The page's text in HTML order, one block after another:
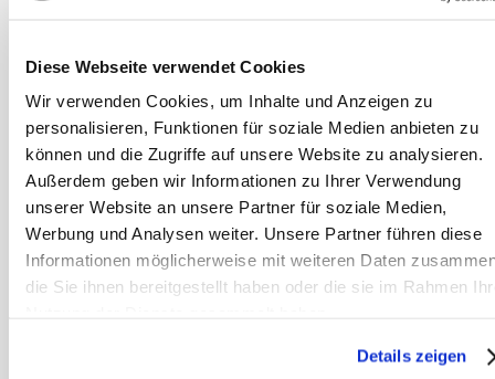
Diese Webseite verwendet Cookies
Wir verwenden Cookies, um Inhalte und Anzeigen zu
personalisieren, Funktionen für soziale Medien anbieten zu
können und die Zugriffe auf unsere Website zu analysieren.
Außerdem geben wir Informationen zu Ihrer Verwendung
unserer Website an unsere Partner für soziale Medien,
Werbung und Analysen weiter. Unsere Partner führen diese
Informationen möglicherweise mit weiteren Daten
die Sie ihnen bereitgestellt haben oder die sie im Rahmen
Details zeigen
ausreichend Cystein bilden kann.
Dieses wird aber für die
Schleimbildung in den Atemwegen
benötigt. Ein Mangel führt also zu
trockenen Schleimhäuten, in denen
sich dann wieder Keime und teilweise
eitriger Schleim festsetzen kann.